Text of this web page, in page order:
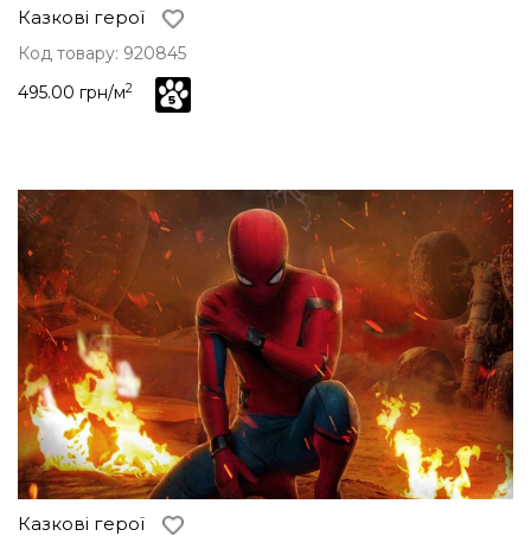
Казкові герої
Код товару: 920845
495.00 грн/м2
Казкові герої